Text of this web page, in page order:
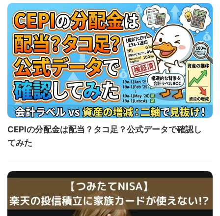
CEPIの分配金は配当？タコ足？公式データで確認し
てみた